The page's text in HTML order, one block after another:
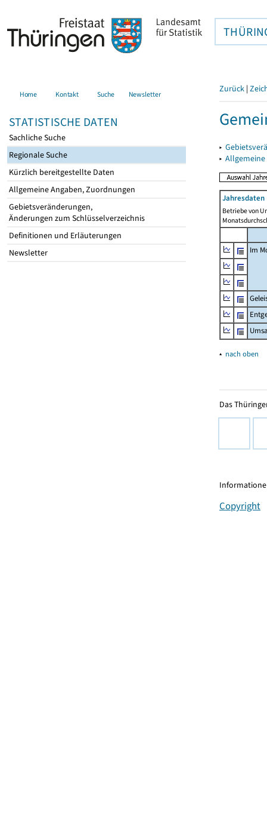
Home Kontakt Suche Newsletter
STATISTISCHE DATEN
Sachliche Suche
Regionale Suche
Kürzlich bereitgestellte Daten
Allgemeine Angaben, Zuordnungen
Gebietsveränderungen,
Änderungen zum Schlüsselverzeichnis
Definitionen und Erläuterungen
Newsletter
Zurück |
▸
▸
Jahresdaten
Betriebe von
Im
▴ nach oben
Das
Copyright